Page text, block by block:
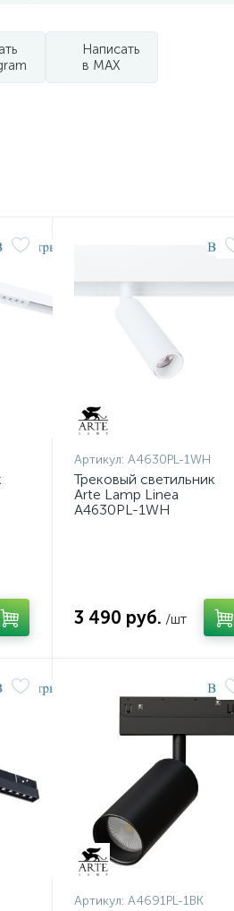
Написать
в MAX
Артикул: A4630PL-1WH
Трековый светильник
Arte Lamp Linea
A4630PL-1WH
3 490 руб. /шт
Артикул: A4691PL-1BK